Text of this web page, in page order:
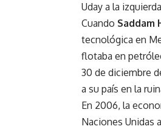
Uday a la
Cuando Saddam
tecnológica en
flotaba en
30 de diciembre
a su país en la
En 2006, la
Naciones Unidas